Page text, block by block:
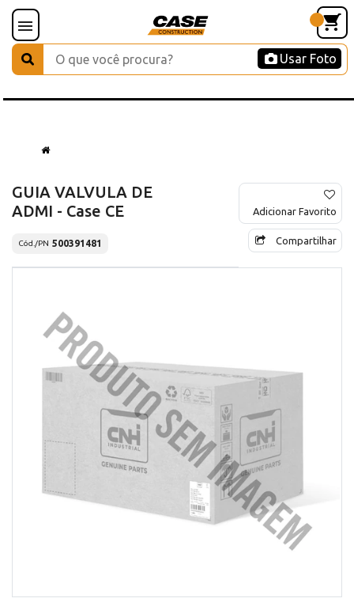
Usar Foto
GUIA VALVULA DE
ADMI - Case CE
Cód./PN 500391481
Adicionar Favorito
Compartilhar